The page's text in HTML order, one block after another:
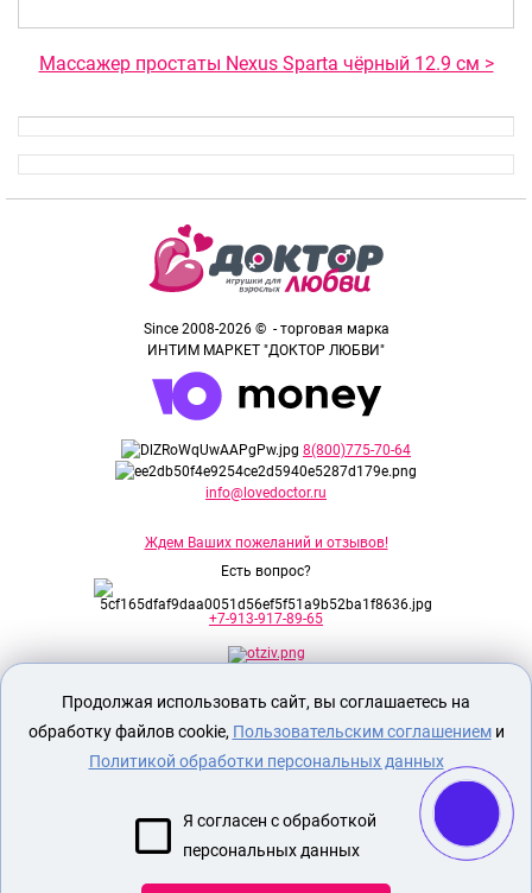
Массажер простаты Nexus Sparta чёрный 12.9 см >
Since 2008-2026 © - торговая марка
ИНТИМ МАРКЕТ "ДОКТОР ЛЮБВИ"
8(800)775-70-64
info@lovedoctor.ru
Ждем Ваших пожеланий и отзывов!
Есть вопрос?
+7-913-917-89-65
Секс шоп Доктор Любви предназначен
исключительно для лиц старше 18 лет!
Вся продукция имеет знак EAC
Евразийского соответствия.
Продолжая использовать сайт, вы соглашаетесь на
обработку файлов cookie, Пользовательским соглашениеми
Политикой обработки персональных данных
Я согласен с обработкой
персональных данных